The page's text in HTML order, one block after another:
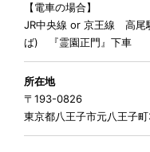
【電車の場合】
JR中央線 or 京王線 高尾
ば) 『霊園正門』下車
所在地
〒193-0826
東京都八王子市元八王子